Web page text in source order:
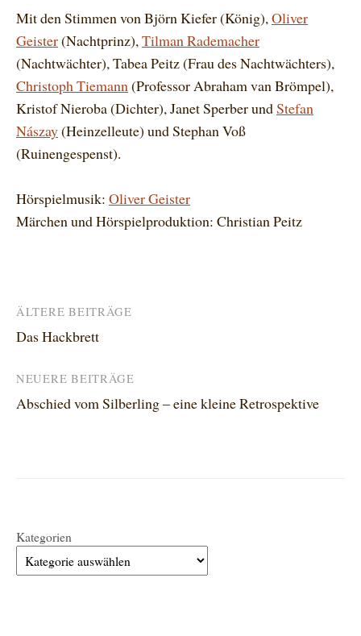
Mit den Stimmen von Björn Kiefer (König), Oliver
Geister(Nachtprinz), Tilman Rademacher
(Nachtwächter), Tabea Peitz (Frau des Nachtwächters),
Christoph Tiemann (Professor Abraham van Brömpel),
Kristof Nieroba (Dichter), Janet Sperber undStefan
Nászay(Heinzelleute) und Stephan Voß
(Ruinengespenst).
Hörspielmusik: Oliver Geister
Märchen und Hörspielproduktion: Christian Peitz
Beitragsnavigation
ÄLTERE BEITRÄGE
Das Hackbrett
NEUERE BEITRÄGE
Abschied vom Silberling – eine kleine Retrospektive
Kategorien